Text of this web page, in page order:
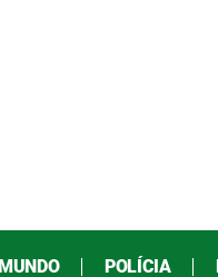
MUNDO POLÍCIA